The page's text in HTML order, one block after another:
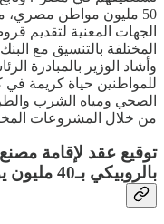
50 مليون مواطن مصري،
الجهات المعنية لتقديم
المختلفة بالتنسيق مع
وأشاد الوزير بالمبادرة
للمواطنين حياة كريمة
الصحي ومياه الشرب
من خلال المشروعات
توقيع عقد لإقامة مصنع
بالروبيكي بـ40 مليون يورو